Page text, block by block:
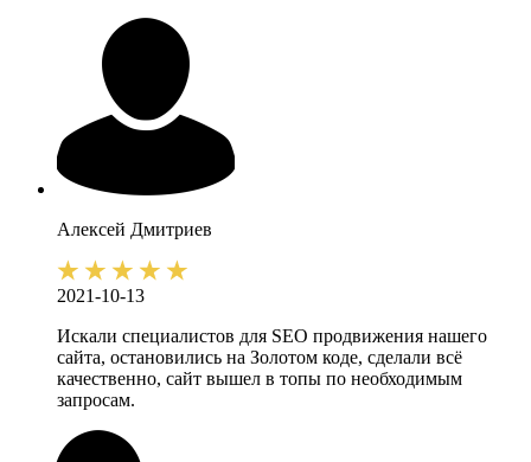
Алексей Дмитриев
2021-10-13
Искали специалистов для SEO продвижения нашего
сайта, остановились на Золотом коде, сделали всё
качественно, сайт вышел в топы по необходимым
запросам.